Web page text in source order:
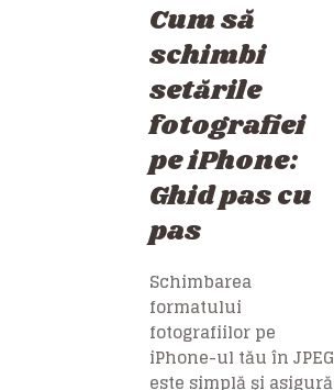
Cum să
schimbi
setările
fotografiei
pe iPhone:
Ghid pas cu
pas
Schimbarea
formatului
fotografiilor pe
iPhone-ul tău în JPEG
este simplă și asigură